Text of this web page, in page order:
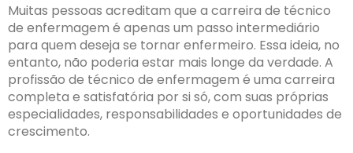
Muitas pessoas acreditam que a carreira de técnico
de enfermagem é apenas um passo intermediário
para quem deseja se tornar enfermeiro. Essa ideia, no
entanto, não poderia estar mais longe da verdade. A
profissão de técnico de enfermagem é uma carreira
completa e satisfatória por si só, com suas próprias
especialidades, responsabilidades e oportunidades de
crescimento.